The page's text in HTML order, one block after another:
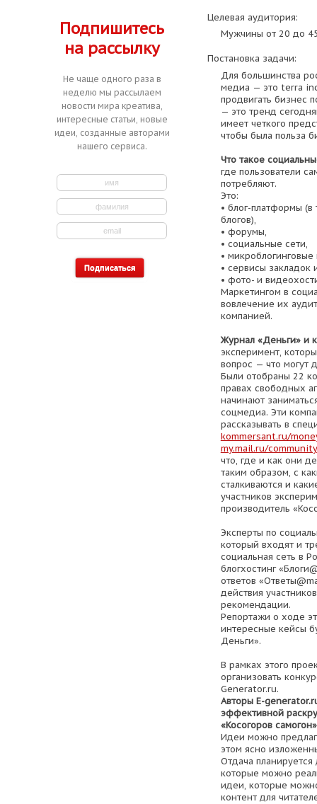
Подпишитесь
на рассылку
Не чаще одного раза в
неделю мы рассылаем
новости мира креатива,
интересные статьи, новые
идеи, созданные авторами
нашего сервиса.
Целевая аудитория:
Мужчины от 20 до
Постановка задачи:
Для большинства
медиа — это terra
продвигать бизнес
— это тренд
имеет четкого
чтобы была польза
Что такое
где пользователи
потребляют.
Это:
• блог-платформы
блогов),
• форумы,
• социальные сети,
•
• сервисы закладок
• фото- и
Маркетингом в
вовлечение их
компанией.
Журнал «Деньги» и
эксперимент,
вопрос — что могут
Были отобраны 22
правах свободных
начинают
соцмедиа. Эти
рассказывать в
kommersant.ru/
my.mail.ru/
что, где и как они
таким образом, с
сталкиваются и
участников
производитель
Эксперты по
который входят и
социальная сеть в
блогхостинг
ответов
действия
рекомендации.
Репортажи о ходе
интересные кейсы
Деньги».
В рамках этого
организовать
Generator.ru.
Авторы E-
эффективной
«Косогоров
Идеи можно
этом ясно
Отдача
которые можно
идеи, которые
контент для